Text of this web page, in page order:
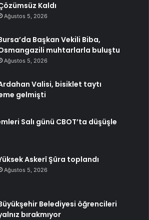
Kaldı
Ağustos 5, 2026
Başkan Vekili Biba,
muhtarlarla buluştu
Ağustos 5, 2026
Valisi, bisiklet taytı
gelmişti
Salı günü CBOT’ta düşüşle
Askerî Şûra toplandı
Ağustos 5, 2026
Belediyesi öğrencileri
bırakmıyor